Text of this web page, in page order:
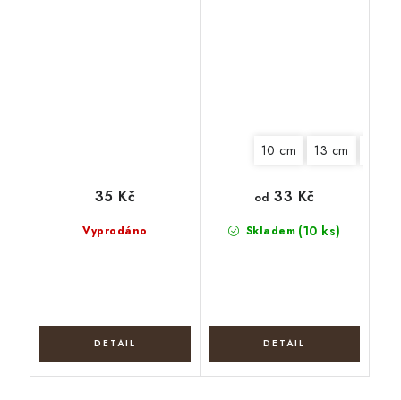
Vyprodáno
35 Kč
10 cm 13 cm
Skladem (10 ks)
od 33 Kč